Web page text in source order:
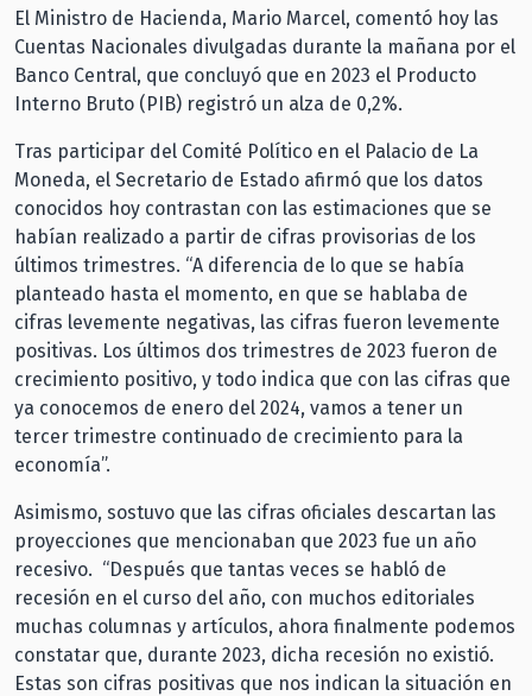
El Ministro de Hacienda, Mario Marcel, comentó hoy las
Cuentas Nacionales divulgadas durante la mañana por el
Banco Central, que concluyó que en 2023 el Producto
Interno Bruto (PIB) registró un alza de 0,2%.
Tras participar del Comité Político en el Palacio de La
Moneda, el Secretario de Estado afirmó que los datos
conocidos hoy contrastan con las estimaciones que se
habían realizado a partir de cifras provisorias de los
últimos trimestres. “A diferencia de lo que se había
planteado hasta el momento, en que se hablaba de
cifras levemente negativas, las cifras fueron levemente
positivas. Los últimos dos trimestres de 2023 fueron de
crecimiento positivo, y todo indica que con las cifras que
ya conocemos de enero del 2024, vamos a tener un
tercer trimestre continuado de crecimiento para la
economía”.
Asimismo, sostuvo que las cifras oficiales descartan las
proyecciones que mencionaban que 2023 fue un año
recesivo. “Después que tantas veces se habló de
recesión en el curso del año, con muchos editoriales
muchas columnas y artículos, ahora finalmente podemos
constatar que, durante 2023, dicha recesión no existió.
Estas son cifras positivas que nos indican la situación en